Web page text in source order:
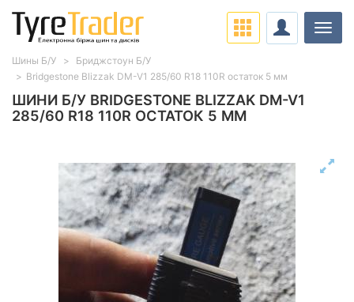
ШИНИ Б/У BRIDGESTONE BLIZZAK DM-V1
285/60 R18 110R ОСТАТОК 5 ММ
Шины Б/У
Бриджстоун Б/У
Bridgestone Blizzak DM-V1 285/60 R18 110R остаток 5 мм